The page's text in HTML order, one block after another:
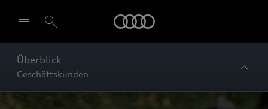
Überblick
Geschäftskunden